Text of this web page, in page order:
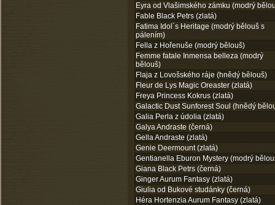
Eyra od Vlašimského zámku (modrý
Fable Black Petrs (zlatá)
Fatima Idol´s Heritage (modrý bělouš s
pálením)
Fella z Hořenuše (modrý bělouš)
Femme fatale Inmensa belleza (modrý
bělouš)
Flaja z Lovošského ráje (hnědý bělouš)
Fleur de Lys Magic Oreaster (zlatá)
Freya Princess Kokrus (zlatá)
Galactic Dust Sunforest Soul (hnědý
Galia Perla z údolia (zlatá)
Galya Andraste (černá)
Gella Andraste (zlatá)
Genie Deermount (zlatá)
Gentianella Eburon Mystery (modrý
Giana Black Petrs (černá)
Ginger Aurum Fantasy (zlatá)
Giulia od Bukové studánky (černá)
Héra Hortenzia Aurum Fantasy (zlatá)